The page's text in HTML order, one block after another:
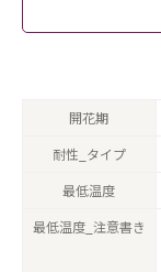
開花期
耐性_タイプ
最低温度
最低温度_注意書き